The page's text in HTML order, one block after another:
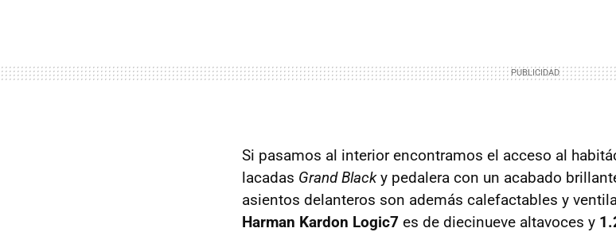
Si pasamos al interior encontramos el acceso al
lacadas Grand Blacky pedalera con un acabado
asientos delanteros son además calefactables y
Harman Kardon Logic7 es de diecinueve altavoces y